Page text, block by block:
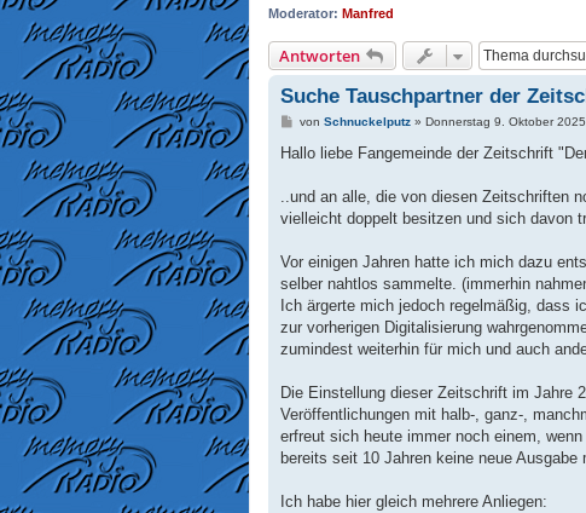
Moderator: Manfred
Antworten
Suche Tauschpartner der
B
i
a
von Schnuckelputz» Donnerstag 9. Oktober
Hallo liebe Fangemeinde der Zeitschrift
..und an alle, die von diesen Zeitschriften
vielleicht doppelt besitzen und sich davon
Vor einigen Jahren hatte ich mich dazu
selber nahtlos sammelte. (immerhin
Ich ärgerte mich jedoch regelmäßig, dass
zur vorherigen Digitalisierung
zumindest weiterhin für mich und auch
Die Einstellung dieser Zeitschrift im Jahre
Veröffentlichungen mit halb-, ganz-,
erfreut sich heute immer noch einem,
bereits seit 10 Jahren keine neue Ausgabe
Ich habe hier gleich mehrere Anliegen: